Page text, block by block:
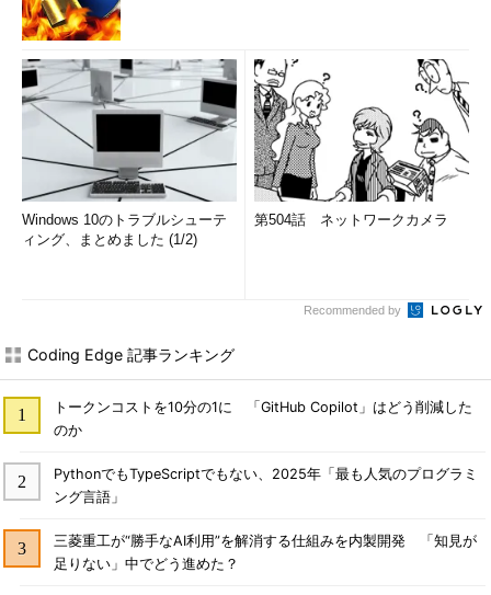
Windows 10のトラブルシューテ
ィング、まとめました (1/2)
第504話 ネットワークカメラ
Recommended by
Coding Edge 記事ランキング
トークンコストを10分の1に 「GitHub Copilot」はどう削減した
のか
PythonでもTypeScriptでもない、2025年「最も人気のプログラミ
ング言語」
三菱重工が“勝手なAI利用”を解消する仕組みを内製開発 「知見が
足りない」中でどう進めた？